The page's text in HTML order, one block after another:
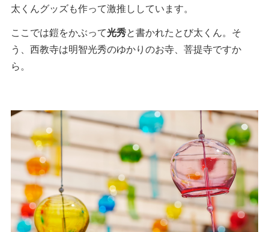
太くんグッズも作って激推ししています。
ここでは鎧をかぶって光秀と書かれたとび太くん。そ
う、西教寺は明智光秀のゆかりのお寺、菩提寺ですか
ら。